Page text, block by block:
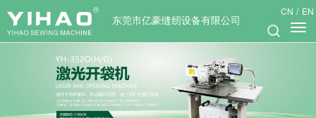
东莞市亿豪缝纫设备有限公司
CN / EN